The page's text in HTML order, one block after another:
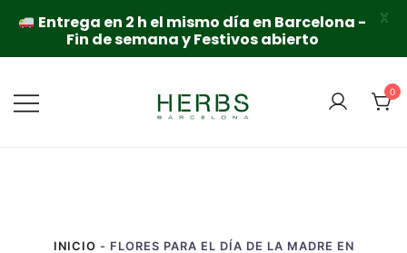
contenido
0
INICIO - FLORES PARA EL DÍA DE LA MADRE EN
Entrega en 2 h el mismo día en Barcelona -
Fin de semana y Festivos abierto
X